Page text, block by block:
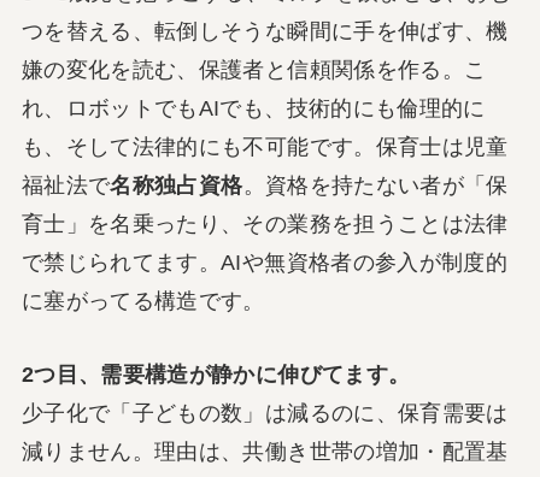
つを替える、転倒しそうな瞬間に手を伸ばす、機
嫌の変化を読む、保護者と信頼関係を作る。こ
れ、ロボットでもAIでも、技術的にも倫理的に
も、そして法律的にも不可能です。保育士は児童
福祉法で名称独占資格。資格を持たない者が「保
育士」を名乗ったり、その業務を担うことは法律
で禁じられてます。AIや無資格者の参入が制度的
に塞がってる構造です。
2つ目、需要構造が静かに伸びてます。
少子化で「子どもの数」は減るのに、保育需要は
減りません。理由は、共働き世帯の増加・配置基